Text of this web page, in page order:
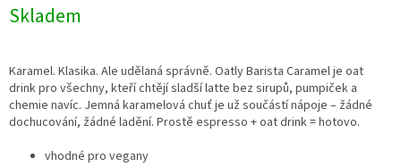
Skladem
Karamel. Klasika. Ale udělaná správně. Oatly Barista Caramel je oat
drink pro všechny, kteří chtějí sladší latte bez sirupů, pumpiček a
chemie navíc. Jemná karamelová chuť je už součástí nápoje – žádné
dochucování, žádné ladění. Prostě espresso + oat drink = hotovo.
vhodné pro vegany